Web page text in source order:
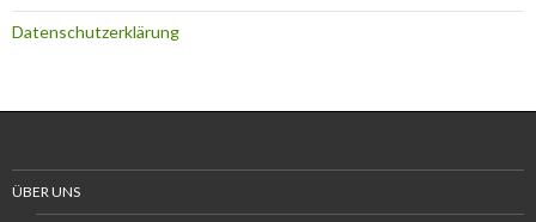
Datenschutzerklärung
ÜBER UNS